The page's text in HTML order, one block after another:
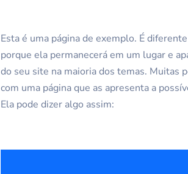
Esta é uma página de exemplo. É
porque ela permanecerá em um lugar e
do seu site na maioria dos temas. Muitas
com uma página que as apresenta a
Ela pode dizer algo assim: